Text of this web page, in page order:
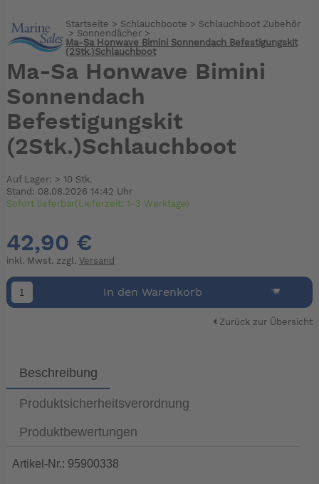
Startseite > Schlauchboote > Schlauchboot Zubehör
> Sonnendächer >
Ma-Sa Honwave Bimini Sonnendach Befestigungskit
(2Stk.)Schlauchboot
Ma-Sa Honwave Bimini
Sonnendach
Befestigungskit
(2Stk.)Schlauchboot
Auf Lager: > 10 Stk.
Stand: 08.08.2026 14:42 Uhr
Sofort lieferbar(Lieferzeit: 1-3 Werktage)
42,90 €
inkl. Mwst. zzgl. Versand
In den Warenkorb
Zurück zur Übersicht
Beschreibung
Produktsicherheitsverordnung
Produktbewertungen
Artikel-Nr.: 95900338